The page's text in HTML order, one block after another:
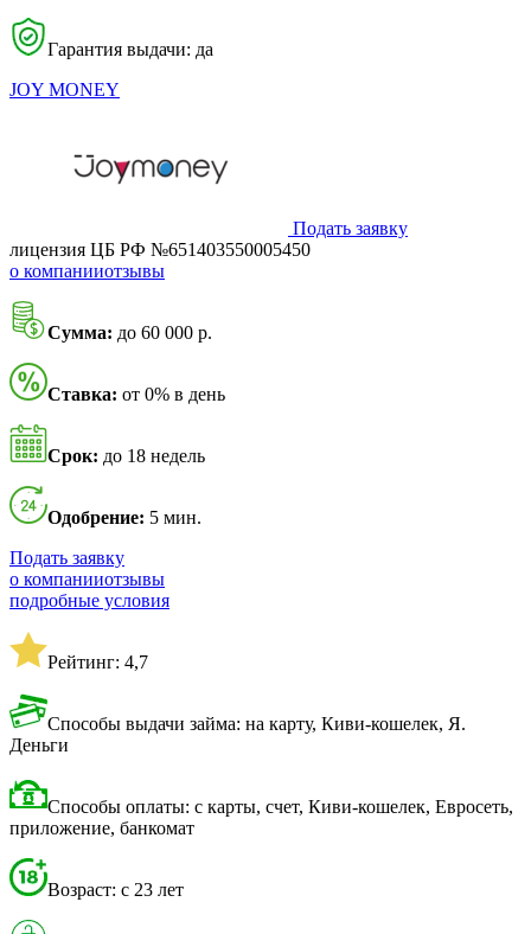
Гарантия выдачи: да
JOY MONEY
Подать заявку
лицензия ЦБ РФ №651403550005450
о компанииотзывы
Сумма: до 60 000 р.
Ставка: от 0% в день
Срок: до 18 недель
Одобрение: 5 мин.
Подать заявку
о компанииотзывы
подробные условия
Рейтинг: 4,7
Способы выдачи займа: на карту, Киви-кошелек, Я.
Деньги
Способы оплаты: с карты, счет, Киви-кошелек, Евросеть,
приложение, банкомат
Возраст: с 23 лет